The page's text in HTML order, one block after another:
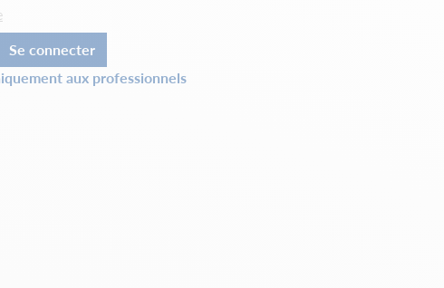
Se connecter
aux professionnels